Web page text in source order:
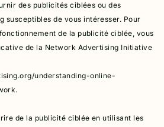
des publicités ciblées ou des
susceptibles de vous intéresser. Pour
de la publicité ciblée, vous
de la Network Advertising Initiative
understanding-online-
de la publicité ciblée en utilisant les